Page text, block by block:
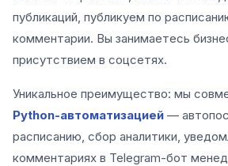
публикаций, публикуем по
комментарии. Вы занимаетесь
присутствием в соцсетях.
Уникальное преимущество: мы
Python-автоматизацией —
расписанию, сбор аналитики,
комментариях в Telegram-бот